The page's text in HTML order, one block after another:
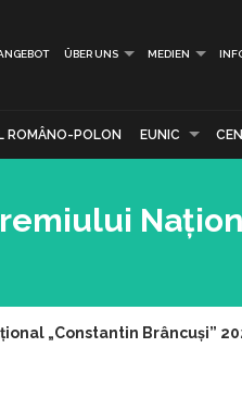
ÜBER UNS MEDIEN
ROMÂNO-POLON EUNIC
„Constantin Brâncuși”